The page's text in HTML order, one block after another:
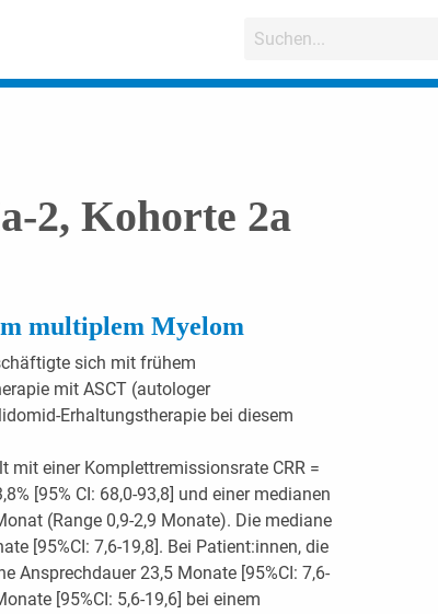
2, Kohorte 2a
multiplem Myelom
sich mit frühem
mit ASCT (autologer
Erhaltungstherapie bei diesem
mit einer Komplettremissionsrate CRR =
[95% CI: 68,0-93,8] und einer medianen
(Range 0,9-2,9 Monate). Die mediane
[95%CI: 7,6-19,8]. Bei Patient:innen, die
Ansprechdauer 23,5 Monate [95%CI: 7,6-
[95%CI: 5,6-19,6] bei einem